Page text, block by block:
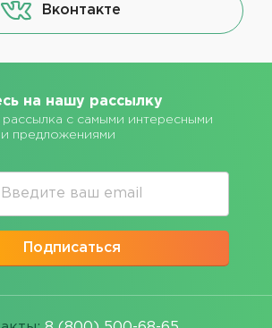
Вконтакте
на нашу рассылку
с самыми интересными
предложениями
Подписаться